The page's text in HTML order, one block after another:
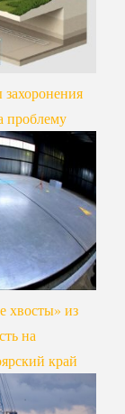
проблему
хвосты» из
на
край